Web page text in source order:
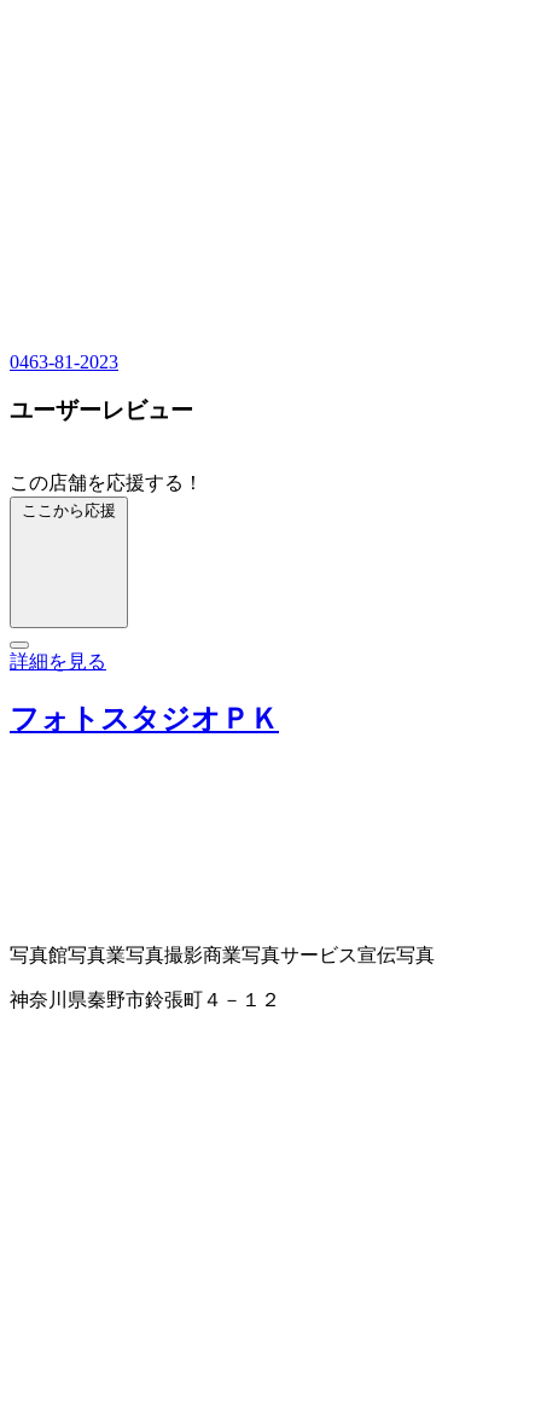
0463-81-2023
ユーザーレビュー
この店舗を応援する！
ここから応援
詳細を見る
フォトスタジオＰＫ
写真館写真業写真撮影商業写真サービス宣伝写真
神奈川県秦野市鈴張町４－１２